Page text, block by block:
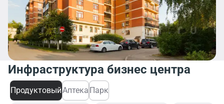
Инфраструктура бизнес центра
ПродуктовыйАптека Парк